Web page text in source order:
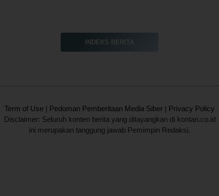
INDEKS BERITA
Term of Use | Pedoman Pemberitaan Media Siber | Privacy Policy
Disclaimer: Seluruh konten berita yang ditayangkan di kontan.co.id
ini merupakan tanggung jawab Pemimpin Redaksi.